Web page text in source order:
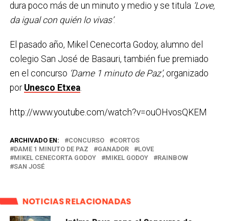
dura poco más de un minuto y medio y se titula ‘Love,
da igual con quién lo vivas’.
El pasado año, Mikel Cenecorta Godoy, alumno del
colegio San José de Basauri, también fue premiado
en el concurso ‘Dame 1 minuto de Paz’, organizado
por Unesco Etxea.
http://www.youtube.com/watch?v=ouOHvosQKEM
ARCHIVADO EN: CONCURSO
CORTOS
DAME 1 MINUTO DE PAZ
GANADOR
LOVE
MIKEL CENECORTA GODOY
MIKEL GODOY
RAINBOW
SAN JOSÉ
NOTICIAS RELACIONADAS